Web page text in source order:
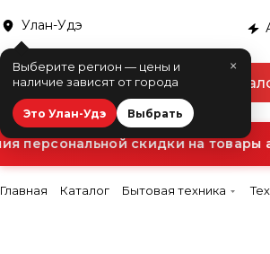
Улан-Удэ
×
Выберите регион — цены и
наличие зависят от города
Это Улан-Удэ Выбрать
персональной скидки на товары
Главная Каталог Бытовая техника